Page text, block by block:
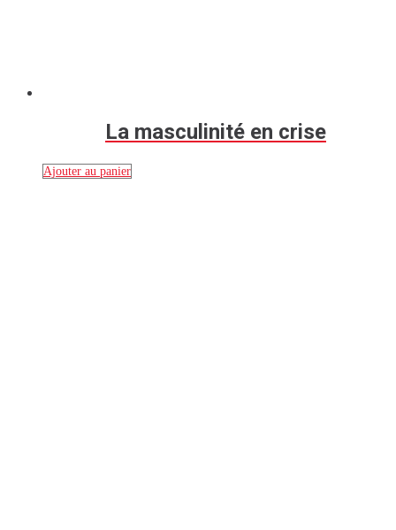
La masculinité en crise
Ajouter au panier